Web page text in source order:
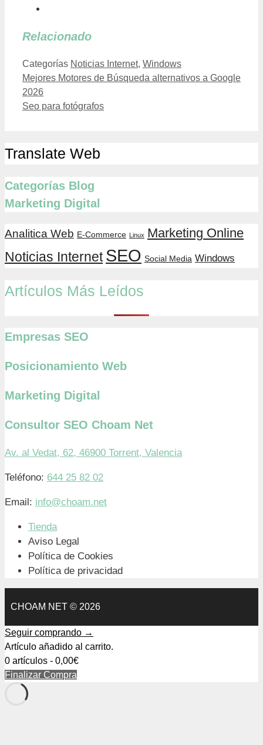
Relacionado
Categorías Noticias Internet, Windows
Mejores Motores de Búsqueda alternativos a Google
2026
Seo para fotógrafos
Translate Web
Categorías Blog
Marketing Digital
Analitica Web E-Commerce Linux Marketing Online
Noticias Internet SEO Social Media Windows
Artículos Más Leídos
Empresas SEO
Posicionamiento Web
Marketing Digital
Consultor SEO Choam Net
Av. al Vedat, 62, 46900 Torrent, Valencia
Teléfono: 644 25 82 02
Email: info@choam.net
Tienda
Aviso Legal
Política de Cookies
Política de privacidad
CHOAM NET © 2026
Seguir comprando →
Artículo añadido al carrito.
0 artículos - 0,00€
Finalizar Compra